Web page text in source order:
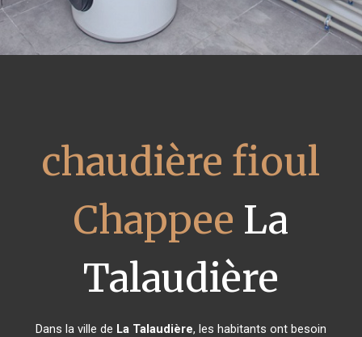
chaudière fioul
Chappee La
Talaudière
Dans la ville de La Talaudière, les habitants ont besoin